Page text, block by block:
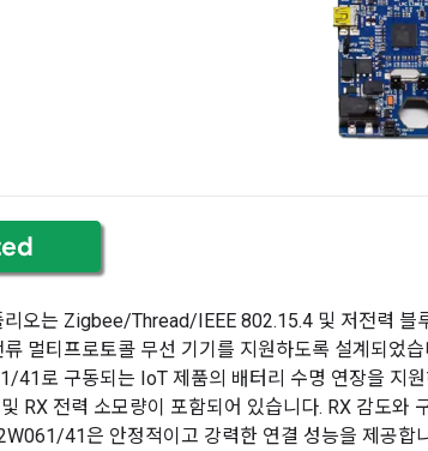
오는 Zigbee/Thread/IEEE 802.15.4 및 저전력 블
멀티프로토콜 무선 기기를 지원하도록 설계되었
41로 구동되는 IoT 제품의 배터리 수명 연장을 지
RX 전력 소모량이 포함되어 있습니다. RX 감도와
41은 안정적이고 강력한 연결 성능을 제공합